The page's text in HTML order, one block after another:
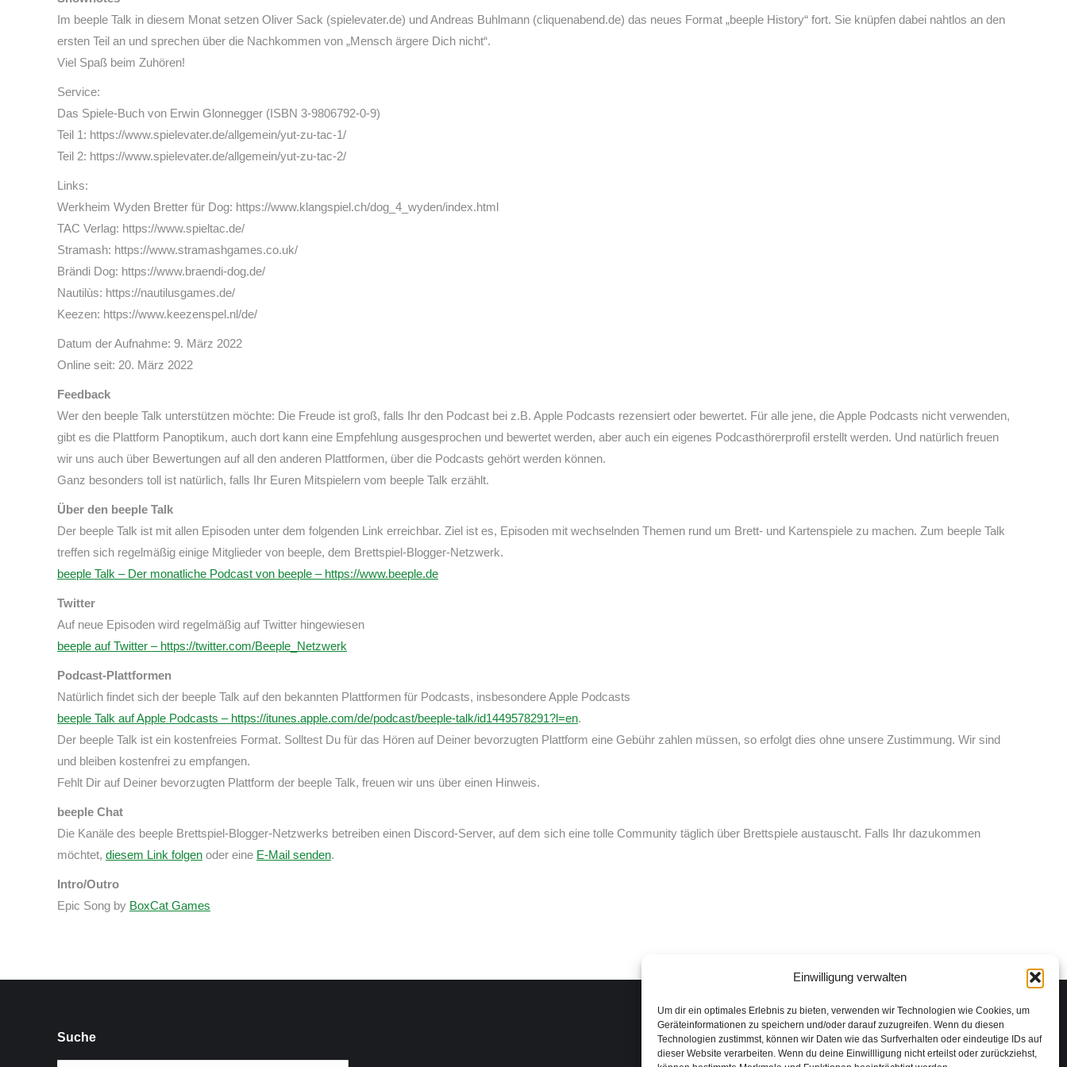
Einwilligung verwalten
Um dir ein optimales Erlebnis zu bieten, verwenden wir Technologien wie Cookies, um
Geräteinformationen zu speichern und/oder darauf zuzugreifen. Wenn du diesen
Technologien zustimmst, können wir Daten wie das Surfverhalten oder eindeutige IDs auf
dieser Website verarbeiten. Wenn du deine Einwillligung nicht erteilst oder zurückziehst,
Im beeple Talk in diesem Monat setzen Oliver Sack (spielevater.de) und Andreas Buhlmann (cliquenabend.de) das neues Format „beeple History“ fort. Sie knüpfen dabei nahtlos an den
ersten Teil an und sprechen über die Nachkommen von „Mensch ärgere Dich nicht“.
Viel Spaß beim Zuhören!
Service:
Das Spiele-Buch von Erwin Glonnegger (ISBN 3-9806792-0-9)
Teil 1: https://www.spielevater.de/allgemein/yut-zu-tac-1/
Teil 2: https://www.spielevater.de/allgemein/yut-zu-tac-2/
Links:
Werkheim Wyden Bretter für Dog: https://www.klangspiel.ch/dog_4_wyden/index.html
TAC Verlag: https://www.spieltac.de/
Stramash: https://www.stramashgames.co.uk/
Brändi Dog: https://www.braendi-dog.de/
Nautilùs: https://nautilusgames.de/
Keezen: https://www.keezenspel.nl/de/
Datum der Aufnahme: 9. März 2022
Online seit: 20. März 2022
Feedback
Wer den beeple Talk unterstützen möchte: Die Freude ist groß, falls Ihr den Podcast bei z.B. Apple Podcasts rezensiert oder bewertet. Für alle jene, die Apple Podcasts nicht verwenden,
gibt es die Plattform Panoptikum, auch dort kann eine Empfehlung ausgesprochen und bewertet werden, aber auch ein eigenes Podcasthörerprofil erstellt werden. Und natürlich freuen
wir uns auch über Bewertungen auf all den anderen Plattformen, über die Podcasts gehört werden können.
Ganz besonders toll ist natürlich, falls Ihr Euren Mitspielern vom beeple Talk erzählt.
Über den beeple Talk
Der beeple Talk ist mit allen Episoden unter dem folgenden Link erreichbar. Ziel ist es, Episoden mit wechselnden Themen rund um Brett- und Kartenspiele zu machen. Zum beeple Talk
treffen sich regelmäßig einige Mitglieder von beeple, dem Brettspiel-Blogger-Netzwerk.
beeple Talk – Der monatliche Podcast von beeple – https://www.beeple.de
Twitter
Auf neue Episoden wird regelmäßig auf Twitter hingewiesen
beeple auf Twitter – https://twitter.com/Beeple_Netzwerk
Podcast-Plattformen
Natürlich findet sich der beeple Talk auf den bekannten Plattformen für Podcasts, insbesondere Apple Podcasts
beeple Talk auf Apple Podcasts – https://itunes.apple.com/de/podcast/beeple-talk/id1449578291?l=en.
Der beeple Talk ist ein kostenfreies Format. Solltest Du für das Hören auf Deiner bevorzugten Plattform eine Gebühr zahlen müssen, so erfolgt dies ohne unsere Zustimmung. Wir sind
und bleiben kostenfrei zu empfangen.
Fehlt Dir auf Deiner bevorzugten Plattform der beeple Talk, freuen wir uns über einen Hinweis.
beeple Chat
Die Kanäle des beeple Brettspiel-Blogger-Netzwerks betreiben einen Discord-Server, auf dem sich eine tolle Community täglich über Brettspiele austauscht. Falls Ihr dazukommen
möchtet, diesem Link folgen oder eine E-Mail senden.
Intro/Outro
Epic Song by BoxCat Games
Suche